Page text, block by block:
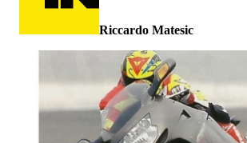
Riccardo Matesic